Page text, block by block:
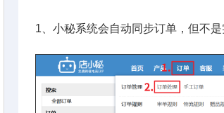
1、小秘系统会自动同步订单，但不